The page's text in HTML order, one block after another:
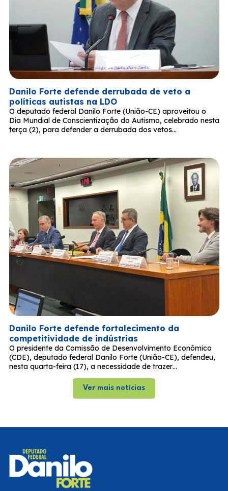
Danilo Forte defende derrubada de veto a
políticas autistas na LDO
O deputado federal Danilo Forte (União-CE) aproveitou o
Dia Mundial de Conscientização do Autismo, celebrado nesta
terça (2), para defender a derrubada dos vetos…
Danilo Forte defende fortalecimento da
competitividade de indústrias
O presidente da Comissão de Desenvolvimento Econômico
(CDE), deputado federal Danilo Forte (União-CE), defendeu,
nesta quarta-feira (17), a necessidade de trazer…
Ver mais notícias